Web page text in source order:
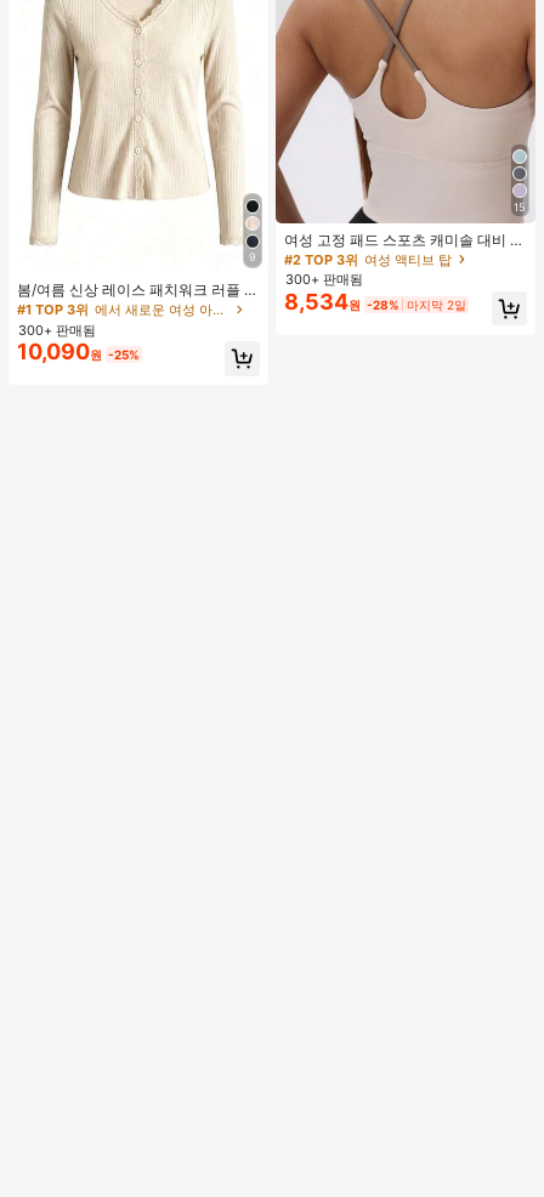
9
봄/여름 신상 레이스 패치워크 러플 소
프트 니트 가디건 경량 자외선 차단 재
킷 탑 여성용
높은 재방문 고객
거의 매진!
#1 TOP 3위
에서 새로운 여성 아우터웨어
높은 재방문 고객
#1 TOP 3위
에서 새로운 여성 아우터웨어
높은 재방문 고객
#1 TOP 3위
300+ 판매됨
10,090원 -25%
15
여성 고정 패드 스포츠 캐미솔 대비 색
상 신축성 요가 캐미 탑 여름
#2 TOP 3위 여성 액티브 탑
높은 재방문 고객
#2 TOP 3위 여성 액티브 탑
높은 재방문 고객
#2 TOP 3위 여성 액티브 탑
높은 재방문 고객
#2 TOP 3위 여성 액티브 탑
300+ 판매됨
8,534원 -28% 마지막 2일